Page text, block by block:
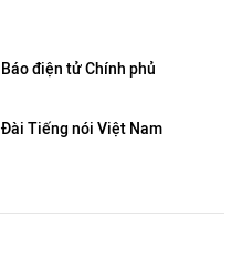
Báo điện tử Chính phủ
Đài Tiếng nói Việt Nam